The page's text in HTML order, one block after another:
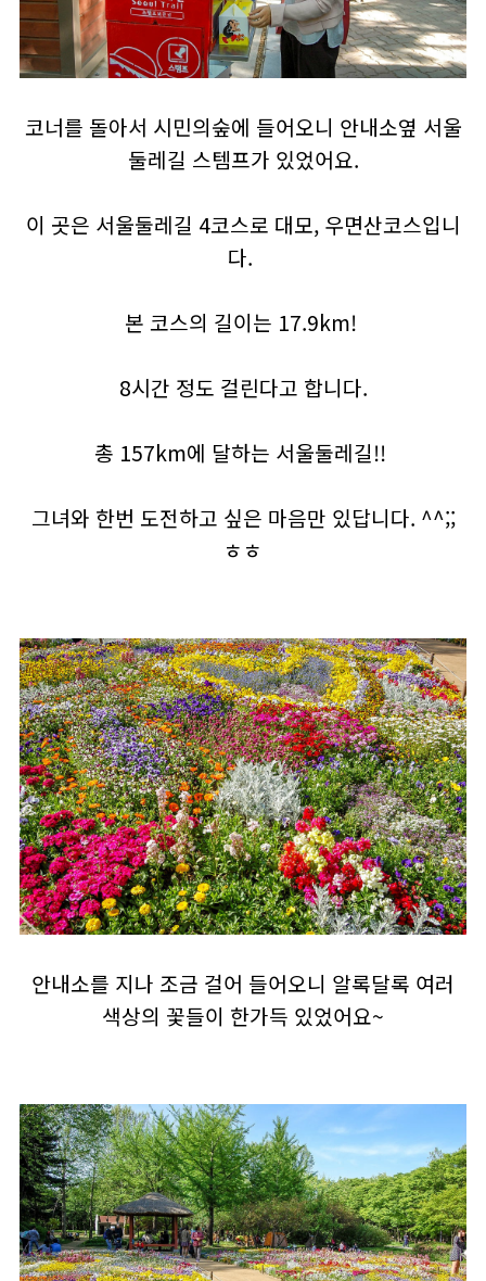
코너를 돌아서 시민의숲에 들어오니 안내소옆 서울
둘레길 스템프가 있었어요.
이 곳은 서울둘레길 4코스로 대모, 우면산코스입니
다.
본 코스의 길이는 17.9km!
8시간 정도 걸린다고 합니다.
총 157km에 달하는 서울둘레길!!
그녀와 한번 도전하고 싶은 마음만 있답니다. ^^;;
ㅎㅎ
안내소를 지나 조금 걸어 들어오니 알록달록 여러
색상의 꽃들이 한가득 있었어요~